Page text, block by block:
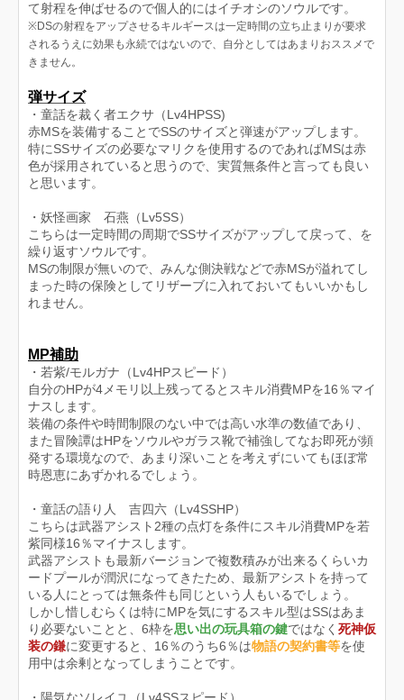
て射程を伸ばせるので個人的にはイチオシのソウルです。
※DSの射程をアップさせるキルギースは一定時間の立ち止まりが要求
されるうえに効果も永続ではないので、自分としてはあまりおススメで
きません。
弾サイズ
・童話を裁く者エクサ（Lv4HPSS)
赤MSを装備することでSSのサイズと弾速がアップします。
特にSSサイズの必要なマリクを使用するのであればMSは赤
色が採用されていると思うので、実質無条件と言っても良い
と思います。
・妖怪画家 石燕（Lv5SS）
こちらは一定時間の周期でSSサイズがアップして戻って、を
繰り返すソウルです。
MSの制限が無いので、みんな側決戦などで赤MSが溢れてし
まった時の保険としてリザーブに入れておいてもいいかもし
れません。
MP補助
・若紫/モルガナ（Lv4HPスピード）
自分のHPが4メモリ以上残ってるとスキル消費MPを16％マイ
ナスします。
装備の条件や時間制限のない中では高い水準の数値であり、
また冒険譚はHPをソウルやガラス靴で補強してなお即死が頻
発する環境なので、あまり深いことを考えずにいてもほぼ常
時恩恵にあずかれるでしょう。
・童話の語り人 吉四六（Lv4SSHP）
こちらは武器アシスト2種の点灯を条件にスキル消費MPを若
紫同様16％マイナスします。
武器アシストも最新バージョンで複数積みが出来るくらいカ
ードプールが潤沢になってきたため、最新アシストを持って
いる人にとっては無条件も同じという人もいるでしょう。
しかし惜しむらくは特にMPを気にするスキル型はSSはあま
り必要ないことと、6枠を思い出の玩具箱の鍵ではなく 死神仮
装の鎌に変更すると、16％のうち6％は物語の契約書等を使
用中は余剰となってしまうことです。